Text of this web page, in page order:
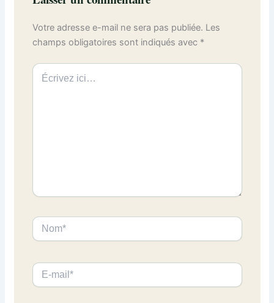
Votre adresse e-mail ne sera pas publiée. Les
champs obligatoires sont indiqués avec *
Écrivez
ici…
Nom*
E-
mail*